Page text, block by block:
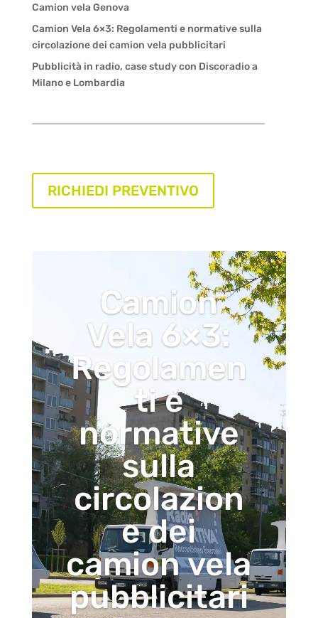
Camion vela Genova
Camion Vela 6×3: Regolamenti e normative sulla
circolazione dei camion vela pubblicitari
Pubblicità in radio, case study con Discoradio a
Milano e Lombardia
RICHIEDI PREVENTIVO
Camion
Vela 6×3:
Regolamen
ti e
normative
sulla
circolazion
e dei
camion vela
pubblicitari